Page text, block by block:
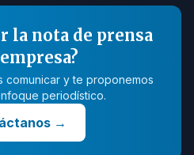
la nota de prensa
comunicar y te proponemos
periodístico.
→